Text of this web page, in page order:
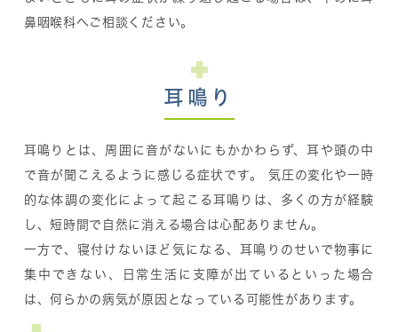
鼻咽喉科へご相談ください。
耳鳴り
耳鳴りとは、周囲に音がないにもかかわらず、耳や頭の中
で音が聞こえるように感じる症状です。 気圧の変化や一時
的な体調の変化によって起こる耳鳴りは、多くの方が経験
し、短時間で自然に消える場合は心配ありません。
一方で、寝付けないほど気になる、耳鳴りのせいで物事に
集中できない、日常生活に支障が出ているといった場合
は、何らかの病気が原因となっている可能性があります。